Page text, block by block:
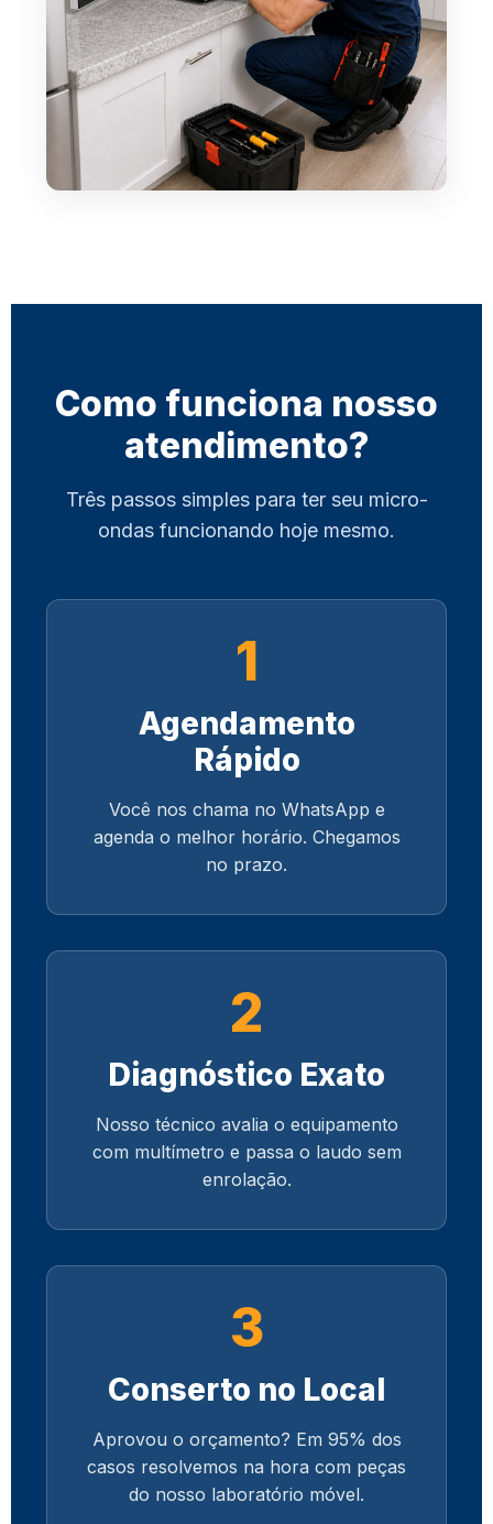
Como funciona nosso
atendimento?
Três passos simples para ter seu micro-
ondas funcionando hoje mesmo.
1
Agendamento
Rápido
Você nos chama no WhatsApp e
agenda o melhor horário. Chegamos
no prazo.
2
Diagnóstico Exato
Nosso técnico avalia o equipamento
com multímetro e passa o laudo sem
enrolação.
3
Conserto no Local
Aprovou o orçamento? Em 95% dos
casos resolvemos na hora com peças
do nosso laboratório móvel.